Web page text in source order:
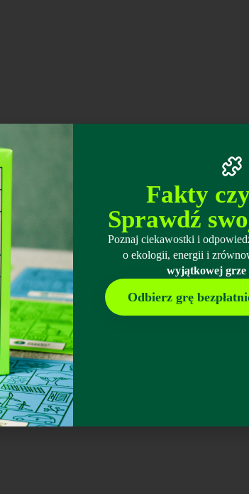
Fakty
Sprawdź
Poznaj ciekawostki i
o ekologii, energii i
wyjątkowej
Odbierz grę